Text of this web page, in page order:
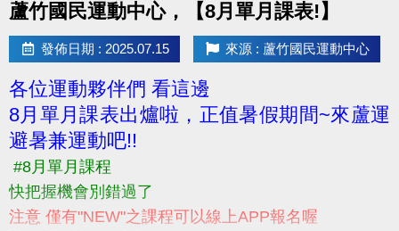
官網→http://www.lzsports.com.tw/
App→iOS : https://reurl.cc/MAxOk3
→Android : https://reurl.cc/MAxO1L
線上課表:
https://drive.google.com/file/d/
usp=sharing
蘆竹國民運動中心，【8月單月課表!】
發佈日期 : 2025.07.15 來源 : 蘆竹國民運動中心
各位運動夥伴們 看這邊
8月單月課表出爐啦，正值暑假期間~來蘆運
避暑兼運動吧!!
#8月單月課程
快把握機會別錯過了
注意 僅有"NEW"之課程可以線上APP報名喔